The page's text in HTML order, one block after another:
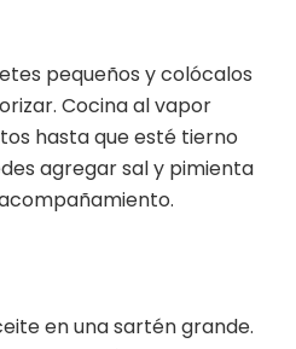
pequeños y colócalos
Cocina al vapor
hasta que esté tierno
agregar sal y pimienta
en una sartén grande.